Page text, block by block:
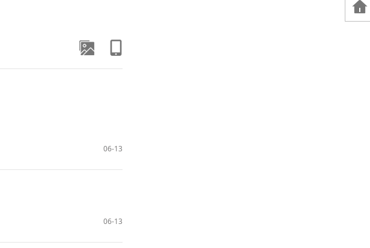
06-13
06-13